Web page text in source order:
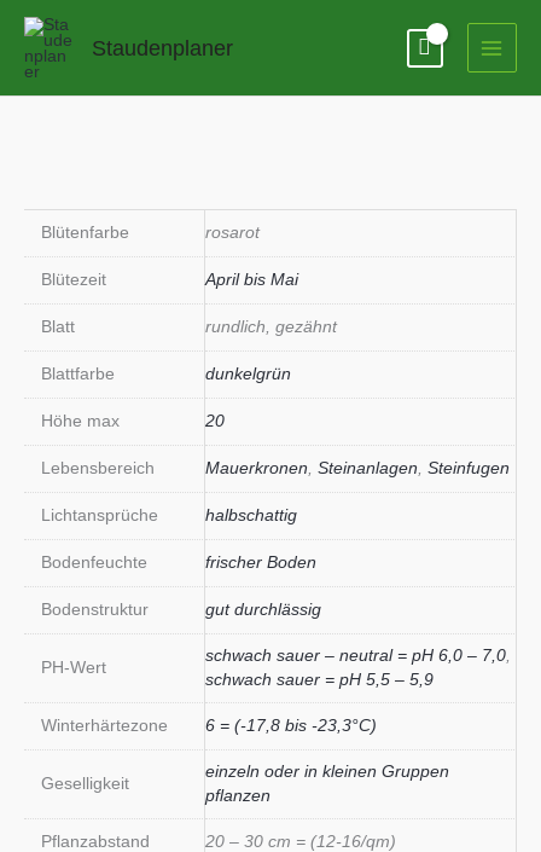
Zum
springen
Staudenplaner
Blütenfarbe rosarot
Blütezeit April bis Mai
Blatt rundlich, gezähnt
Blattfarbe dunkelgrün
Höhe max 20
Lebensbereich Mauerkronen Steinanlagen Steinfugen
Lichtansprüche halbschattig
Bodenfeuchte frischer Boden
Bodenstruktur gut durchlässig
PH-Wert
schwach sauer – neutral = pH 6,0 – 7,0
schwach sauer = pH 5,5 – 5,9
Winterhärtezone 6 = (-17,8 bis -23,3°C)
Geselligkeit
einzeln oder in kleinen Gruppen
pflanzen
Pflanzabstand 20 – 30 cm = (12-16/qm)